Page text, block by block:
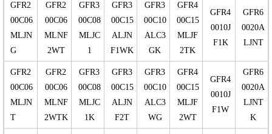
GFR2
00C06
MLJN
G
GFR2
00C06
MLNF
2WT
GFR3
00C08
MLJC
1
GFR3
00C15
ALJN
F1WK
GFR3
00C10
ALC3
GK
GFR4
00C15
MLJF
2TK
GFR4
0010J
F1K
GFR6
0020A
LJNT
GFR2
00C06
MLJN
T
GFR2
00C06
MLNF
2WTK
GFR3
00C08
MLJC
1K
GFR3
00C15
ALJN
F2T
GFR3
00C10
ALC3
WG
GFR4
00C15
MLJF
2WT
GFR4
0010J
F1W
GFR6
0020A
LJNT
K